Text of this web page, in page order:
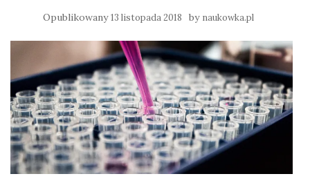
Opublikowany13 listopada 2018 by naukowka.pl